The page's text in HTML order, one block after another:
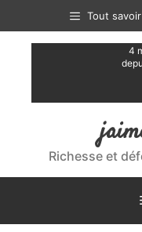
contenu
Tout
4
Richesse et